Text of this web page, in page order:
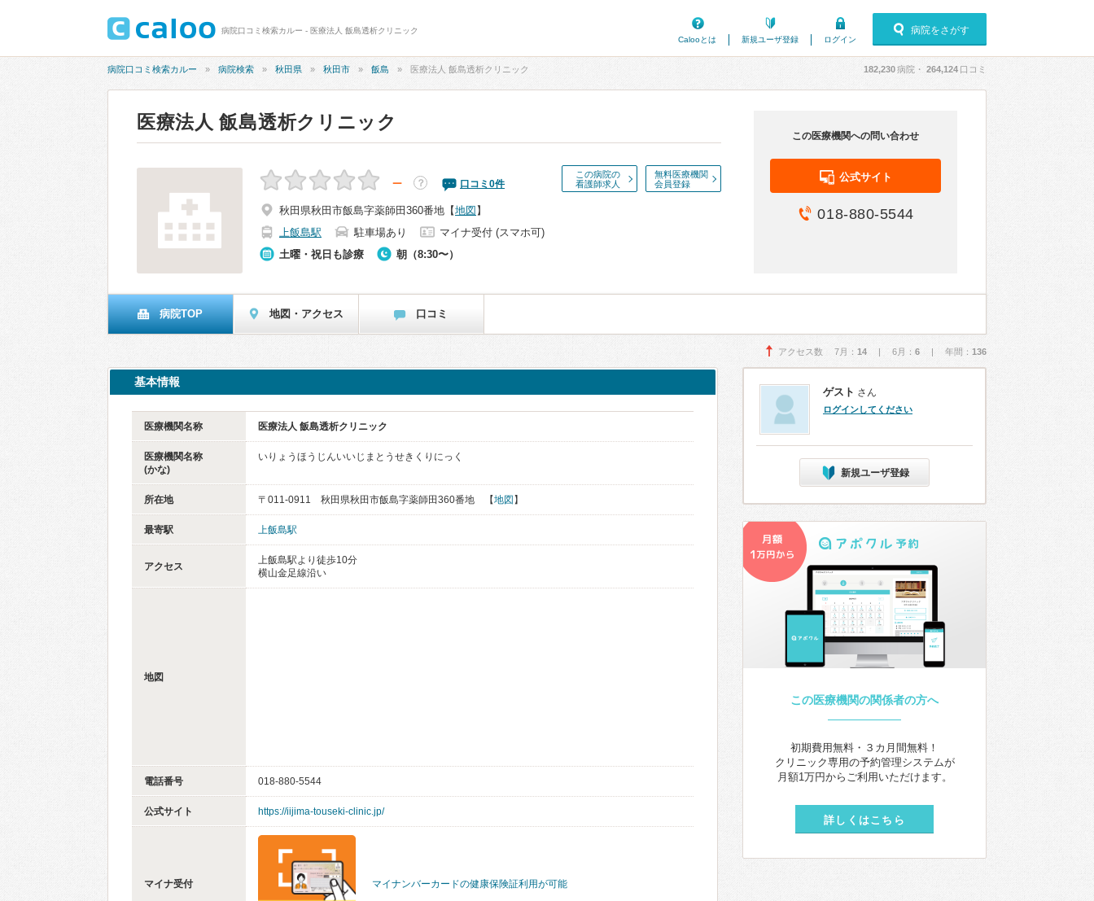
病院口コミ検索カルー - 医療法人 飯島透析クリニック
Calooとは
新規ユーザ登録 ログイン
病院をさがす
病院口コミ検索カルー 病院検索 秋田県 秋田市 飯島 医療法人 飯島透析クリニック 182,230病院・ 264,124 口コミ
医療法人 飯島透析クリニック
この病院の
看護師求人
無料医療機関
会員登録
－ ？ 口コミ 0件
秋田県秋田市飯島字薬師田360番地 【地図 】
上飯島駅
駐車場あり
マイナ受付 (スマホ可)
土曜・祝日も診療
朝（8:30〜）
この医療機関への問い合わせ
公式サイト
018-880-5544
病院TOP 地図・アクセス 口コミ
アクセス数 7月： 14 | 6月： 6 | 年間： 136
基本情報
医療機関名称 医療法人 飯島透析クリニック
医療機関名称
(かな)
いりょうほうじんいいじまとうせきくりにっく
所在地 〒011-0911 秋田県秋田市飯島字薬師田360番地 【地図 】
最寄駅 上飯島駅
アクセス
上飯島駅より徒歩10分
横山金足線沿い
地図
電話番号 018-880-5544
公式サイト https://iijima-touseki-clinic.jp/
マイナ受付 マイナンバーカードの健康保険証利用が可能
ゲスト さん
ログインしてください
新規ユーザ登録
この医療機関の関係者の方へ
初期費用無料・３カ月間無料！
クリニック専用の予約管理システムが
月額1万円からご利用いただけます。
詳しくはこちら